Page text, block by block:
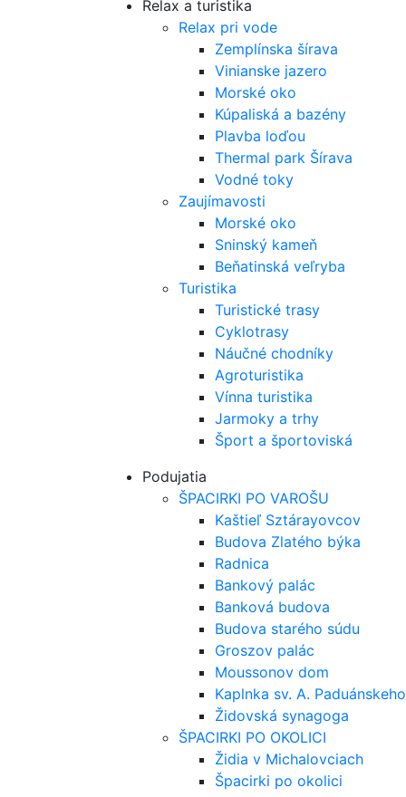
Relax a turistika
Relax pri vode
Zemplínska šírava
Vinianske jazero
Morské oko
Kúpaliská a bazény
Plavba loďou
Thermal park Šírava
Vodné toky
Zaujímavosti
Morské oko
Sninský kameň
Beňatinská veľryba
Turistika
Turistické trasy
Cyklotrasy
Náučné chodníky
Agroturistika
Vínna turistika
Jarmoky a trhy
Šport a športoviská
Podujatia
ŠPACIRKI PO VAROŠU
Kaštieľ Sztárayovcov
Budova Zlatého býka
Radnica
Bankový palác
Banková budova
Budova starého súdu
Groszov palác
Moussonov dom
Kaplnka sv. A. Paduánskeho
Židovská synagoga
ŠPACIRKI PO OKOLICI
Židia v Michalovciach
Špacirki po okolici